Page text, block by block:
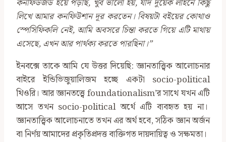
কনফিউজড হয়ে পড়ছি, খুব ভালো হয়, যদি দুয়েক লাইনে কিছু
লিখে আমার কনফিউশান দূর করতেন। বিষয়টা বইয়ের কোথাও
স্পেসিফিকলি নেই, আমি অবসরে চিন্তা করতে গিয়ে এটি মাথায়
এসেছে, এখন আর পার্থক্য করতে পারছিনা।”
ইনবক্সে তাকে আমি যে উত্তর দিয়েছি: জ্ঞানতাত্ত্বিক আলোচনার
বাইরে ইন্ডিভিজুয়ালিজম হচ্ছে একটা socio-political
থিওরি। আর জ্ঞানতত্ত্বে foundationalism’র সাথে যখন এটি
আসে তখন socio-political অর্থে এটি ব্যবহৃত হয় না।
জ্ঞানতাত্ত্বিক আলোচনাতে তখন এর অর্থ হবে, সঠিক জ্ঞান অর্জন
বা নির্ণয় আমাদের প্রকৃতিপ্রদত্ত ব্যক্তিগত দায়দায়িত্ব ও সক্ষমতা।